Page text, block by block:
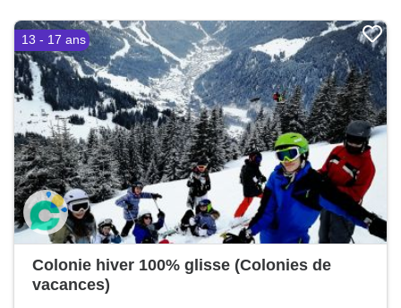
13 - 17 ans
Colonie hiver 100% glisse (Colonies de
vacances)